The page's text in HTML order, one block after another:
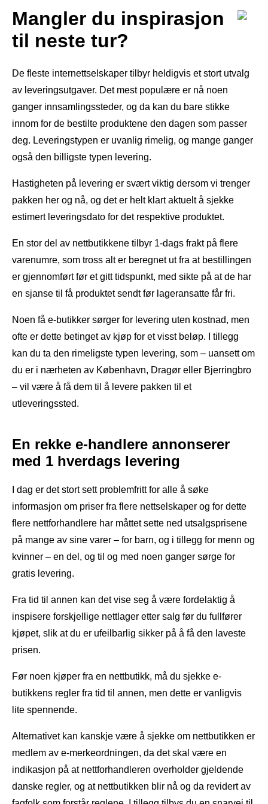
Mangler du inspirasjon
til neste tur?
De fleste internettselskaper tilbyr heldigvis et stort utvalg
av leveringsutgaver. Det mest populære er nå noen
ganger innsamlingssteder, og da kan du bare stikke
innom for de bestilte produktene den dagen som passer
deg. Leveringstypen er uvanlig rimelig, og mange ganger
også den billigste typen levering.
Hastigheten på levering er svært viktig dersom vi trenger
pakken her og nå, og det er helt klart aktuelt å sjekke
estimert leveringsdato for det respektive produktet.
En stor del av nettbutikkene tilbyr 1-dags frakt på flere
varenumre, som tross alt er beregnet ut fra at bestillingen
er gjennomført før et gitt tidspunkt, med sikte på at de har
en sjanse til få produktet sendt før lageransatte får fri.
Noen få e-butikker sørger for levering uten kostnad, men
ofte er dette betinget av kjøp for et visst beløp. I tillegg
kan du ta den rimeligste typen levering, som – uansett om
du er i nærheten av København, Dragør eller Bjerringbro
– vil være å få dem til å levere pakken til et
utleveringssted.
En rekke e-handlere annonserer
med 1 hverdags levering
I dag er det stort sett problemfritt for alle å søke
informasjon om priser fra flere nettselskaper og for dette
flere nettforhandlere har måttet sette ned utsalgsprisene
på mange av sine varer – for barn, og i tillegg for menn og
kvinner – en del, og til og med noen ganger sørge for
gratis levering.
Fra tid til annen kan det vise seg å være fordelaktig å
inspisere forskjellige nettlager etter salg før du fullfører
kjøpet, slik at du er ufeilbarlig sikker på å få den laveste
prisen.
Før noen kjøper fra en nettbutikk, må du sjekke e-
butikkens regler fra tid til annen, men dette er vanligvis
lite spennende.
Alternativet kan kanskje være å sjekke om nettbutikken er
medlem av e-merkeordningen, da det skal være en
indikasjon på at nettforhandleren overholder gjeldende
danske regler, og at nettbutikken blir nå og da revidert av